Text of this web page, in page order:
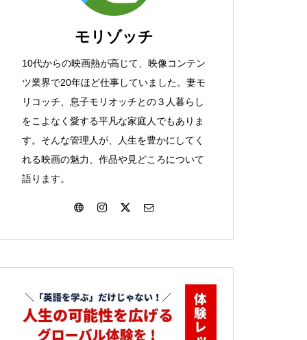
『トップガン マーヴェリック』
はなくとも
『TENET テネット』レビュー
☆逆行する時間、そして過去に
つけた心の傷は？
モリゾッチ
10代からの映画熱が高じて、映像コンテン
ツ業界で20年ほど仕事していました。妻モ
リコッチ、息子モリオッチとの３人暮らし
をこよなく愛する平凡な家庭人でもありま
す。そんな管理人が、人生を豊かにしてく
れる映画の魅力、作品や見どころについて
語ります。